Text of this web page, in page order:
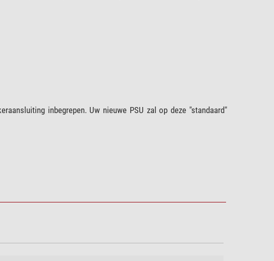
inbegrepen. Uw nieuwe PSU zal op deze "standaard"